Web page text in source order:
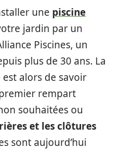
une piscine
jardin par un
Piscines, un
plus de 30 ans. La
est alors de savoir
rempart
souhaitées ou
et les clôtures
sont aujourd’hui